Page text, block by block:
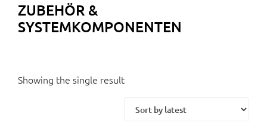
ZUBEHÖR &
SYSTEMKOMPONENTEN
Showing the single result